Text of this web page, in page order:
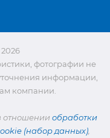
фотографии не
информации,
компании.
отношении обработки
(набор данных),